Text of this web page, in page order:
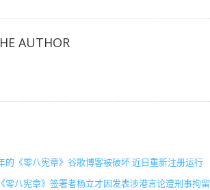
AUTHOR
的《零八宪章》谷歌博客被破坏 近日重新注册运行
零八宪章》签署者杨立才因发表涉港言论遭刑事拘留